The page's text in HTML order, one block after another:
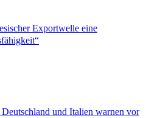
Exportwelle eine
und Italien warnen vor